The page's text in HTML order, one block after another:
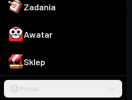
Zadania
Awatar
Sklep
Polski